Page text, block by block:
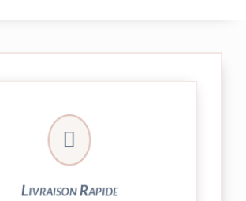

Livraison Rapide
Votre commande est expédiée sous
24/48h et livrée par Colissimo.